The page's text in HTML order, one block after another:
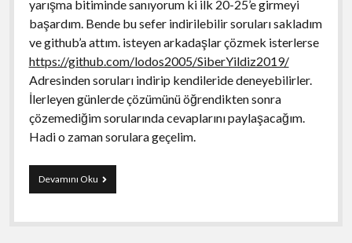
yarışma bitiminde sanıyorum ki ilk 20-25’e girmeyi
başardım. Bende bu sefer indirilebilir soruları sakladım
ve github’a attım. isteyen arkadaşlar çözmek isterlerse
https://github.com/lodos2005/SiberYildiz2019/
Adresinden soruları indirip kendileride deneyebilirler.
İlerleyen günlerde çözümünü öğrendikten sonra
çözemediğim sorularında cevaplarını paylaşacağım.
Hadi o zaman sorulara geçelim.
Devamını OkuSiber
Yıldız
2019)